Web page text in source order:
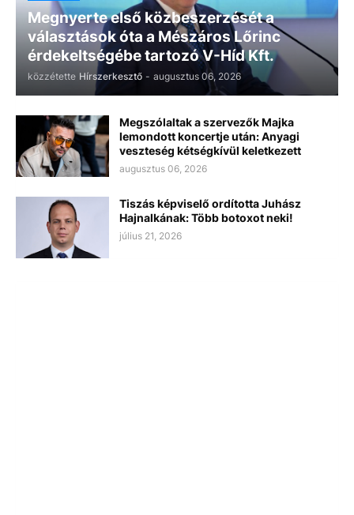
Megnyerte első közbeszerzését a
választások óta a Mészáros Lőrinc
érdekeltségébe tartozó V-Híd Kft.
közzétette Hírszerkesztő - augusztus 06, 2026
Megszólaltak a szervezők Majka
lemondott koncertje után: Anyagi
veszteség kétségkívül keletkezett
augusztus 06, 2026
Tiszás képviselő ordította Juhász
Hajnalkának: Több botoxot neki!
július 21, 2026